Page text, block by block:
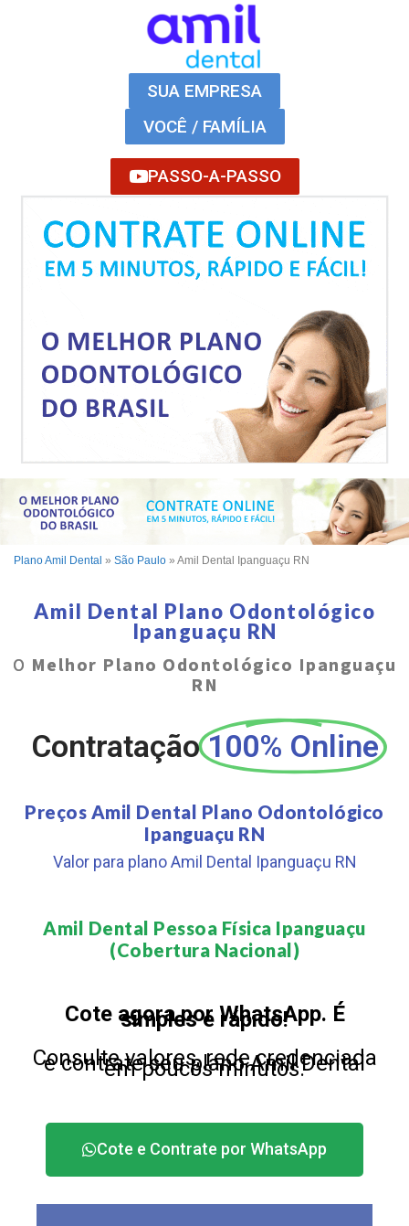
SUA EMPRESA
VOCÊ / FAMÍLIA
PASSO-A-PASSO
Plano Amil Dental » São Paulo » Amil Dental Ipanguaçu RN
Amil Dental Plano Odontológico
Ipanguaçu RN
O Melhor Plano Odontológico Ipanguaçu
RN
Contratação 100% Online
Preços Amil Dental Plano Odontológico
Ipanguaçu RN
Valor para plano Amil Dental Ipanguaçu RN
Amil Dental Pessoa Física Ipanguaçu
(Cobertura Nacional)​
Cote agora por WhatsApp. É
simples e rápido!
Consulte valores, rede credenciada
e contrate seu plano Amil Dental
em poucos minutos.
Cote e Contrate por WhatsApp